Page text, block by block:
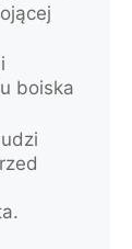
boiska